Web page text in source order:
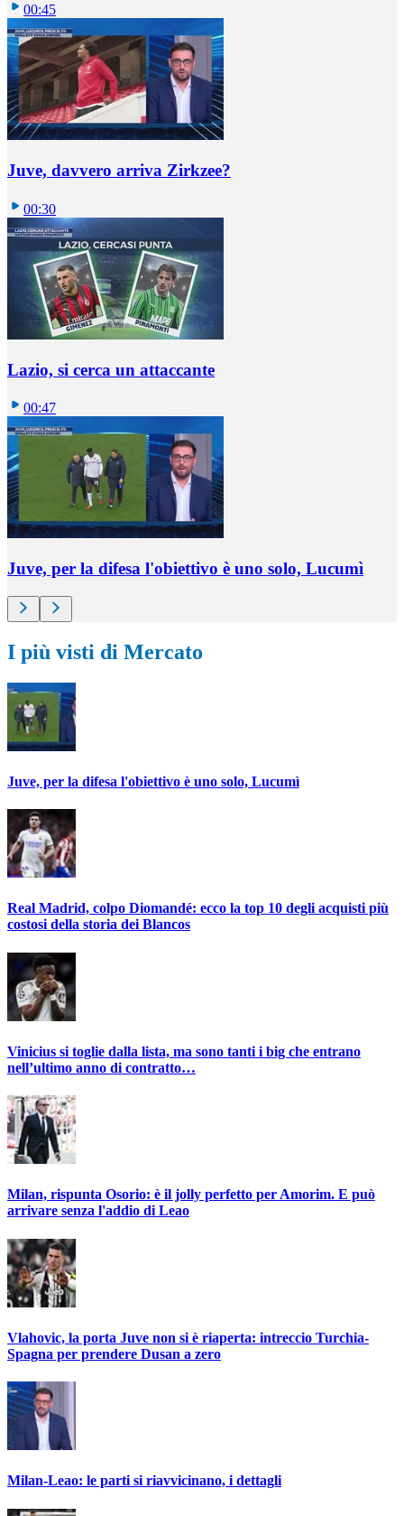
00:45
Juve, davvero arriva Zirkzee?
00:30
Lazio, si cerca un attaccante
00:47
Juve, per la difesa l'obiettivo è uno solo, Lucumì
I più visti di Mercato
Juve, per la difesa l'obiettivo è uno solo, Lucumì
Real Madrid, colpo Diomandé: ecco la top 10 degli acquisti più
costosi della storia dei Blancos
Vinicius si toglie dalla lista, ma sono tanti i big che entrano
nell’ultimo anno di contratto…
Milan, rispunta Osorio: è il jolly perfetto per Amorim. E può
arrivare senza l'addio di Leao
Vlahovic, la porta Juve non si è riaperta: intreccio Turchia-
Spagna per prendere Dusan a zero
Milan-Leao: le parti si riavvicinano, i dettagli